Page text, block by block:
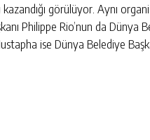
görülüyor. Aynı
Philippe Rio’nun da Dünya
ise Dünya Belediye